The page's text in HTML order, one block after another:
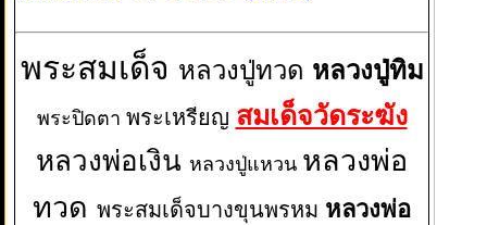
พระสมเด็จ หลวงปู่ทวด หลวงปู่ทิม
พระปิดตา พระเหรียญ สมเด็จวัดระฆัง
หลวงพ่อเงิน หลวงปู่แหวน หลวงพ่อ
ทวด พระสมเด็จบางขุนพรหม หลวงพ่อ